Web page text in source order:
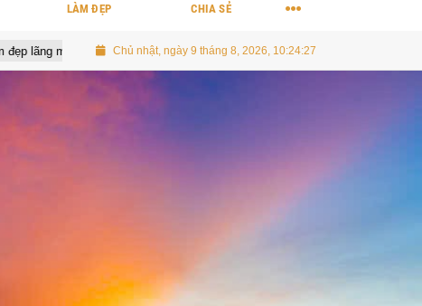
LÀM ĐẸP CHIA SẺ
Sports Festival 2026 xác lập Kỷ lục Việt Nam về lễ hội thể thao đa môn
Chủ nhật, ngày 9 tháng 8, 2026, 10:24:29